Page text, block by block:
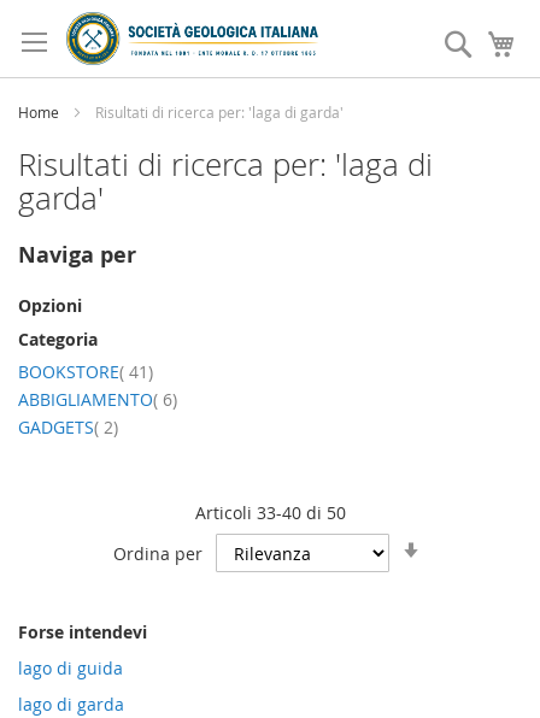
al
contenuto
Search
Home Risultati di ricerca per: 'laga di garda'
Risultati di ricerca per: 'laga di
garda'
Articoli 33-40di 50
Ordina per
Forse intendevi
lago di guida
lago di garda
Naviga per
Opzioni
Categoria
BOOKSTORE 41elemento
ABBIGLIAMENTO 6elemento
GADGETS 2elemento